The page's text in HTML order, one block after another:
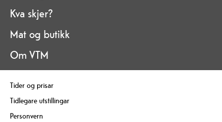
Kva skjer?
Mat og butikk
Om VTM
Tider og prisar
Tidlegare utstillingar
Personvern